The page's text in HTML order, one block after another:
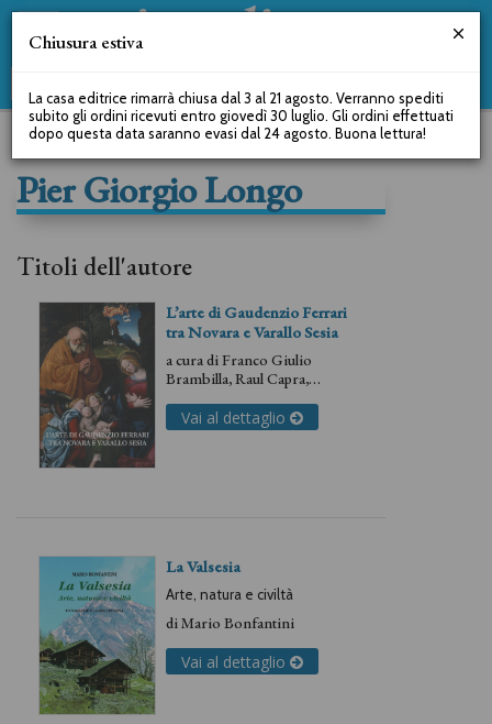
Pier Giorgio Longo
Titoli dell'autore
L’arte di Gaudenzio Ferrari
tra Novara e Varallo Sesia
a cura diFranco Giulio
Brambilla,Raul Capra,
Maria Ferro,Guido Gentile
Pier Giorgio Longo,Carlo
Vai al dettaglio
La Valsesia
Arte, natura e civiltà
diMario Bonfantini
Vai al dettaglio
Chiusura estiva
La casa editrice rimarrà chiusa dal 3 al 21 agosto. Verranno spediti
subito gli ordini ricevuti entro giovedì 30 luglio. Gli ordini effettuati
dopo questa data saranno evasi dal 24 agosto. Buona lettura!